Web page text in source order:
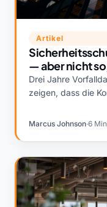
Artikel
— aber nicht
Drei Jahre
zeigen, dass die
meisten EHS-
Marcus Johnson·6